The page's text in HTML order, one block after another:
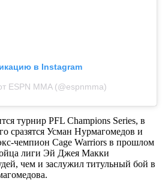
в Instagram
ESPN MMA (@espnmma)
турнир PFL Champions Series, в
сразятся Усман Нурмагомедов и
чемпион Cage Warriors в прошлом
лиги Эй Джея Макки
чем и заслужил титульный бой в